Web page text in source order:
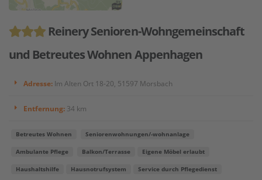
Reinery Senioren-Wohngemeinschaft
und Betreutes Wohnen Appenhagen
Adresse: Im Alten Ort 18-20, 51597 Morsbach
Entfernung: 34 km
Betreutes Wohnen Seniorenwohnungen/-wohnanlage
Ambulante Pflege Balkon/Terrasse Eigene Möbel erlaubt
Haushaltshilfe Hausnotrufsystem Service durch Pflegedienst